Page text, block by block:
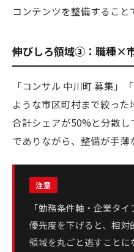
コンテンツを整備すること
伸びしろ領域③：職種×
「コンサル 中川町 募集」
ような市区町村まで絞っ
合計シェアが50%と分散
でありながら、整備が手薄
「勤務条件軸・企業タ
優先度を下げると、相対
領域を丸ごと逃すこと